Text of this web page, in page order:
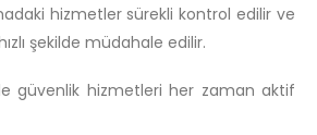
hizmetler sürekli kontrol edilir ve
şekilde müdahale edilir.
güvenlik hizmetleri her zaman aktif